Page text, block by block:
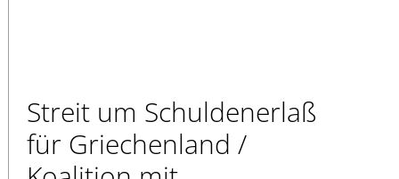
Streit um Schuldenerlaß
für Griechenland /